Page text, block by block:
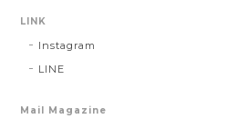
LINK
Instagram
LINE
Mail Magazine